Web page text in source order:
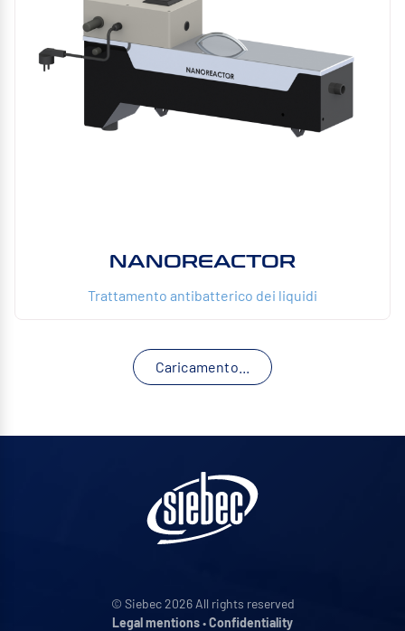
NANOREACTOR
Trattamento antibatterico dei liquidi
Caricamento...
© Siebec 2026 All rights reserved
Legal mentions•Confidentiality